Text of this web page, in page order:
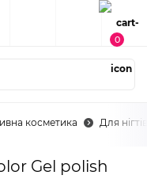
0
косметика Для нігтів
Gel polish